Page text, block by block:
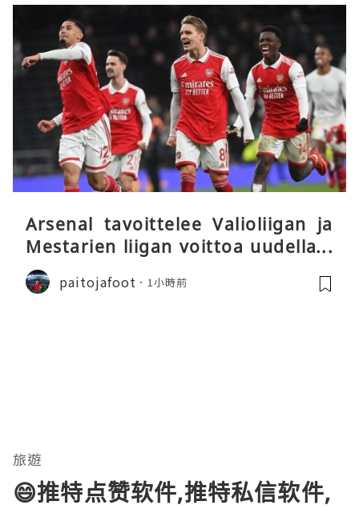
Arsenal tavoittelee Valioliigan ja
Mestarien liigan voittoa uudella k
audella
paitojafoot 1小時前
旅遊
😄推特点赞软件,推特私信软件,